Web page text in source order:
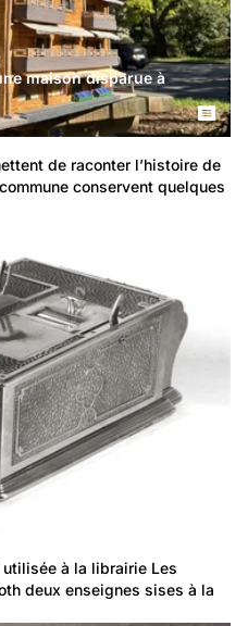
maison disparue à
de raconter l’histoire de
conservent quelques
à la librairie Les
deux enseignes sises à la